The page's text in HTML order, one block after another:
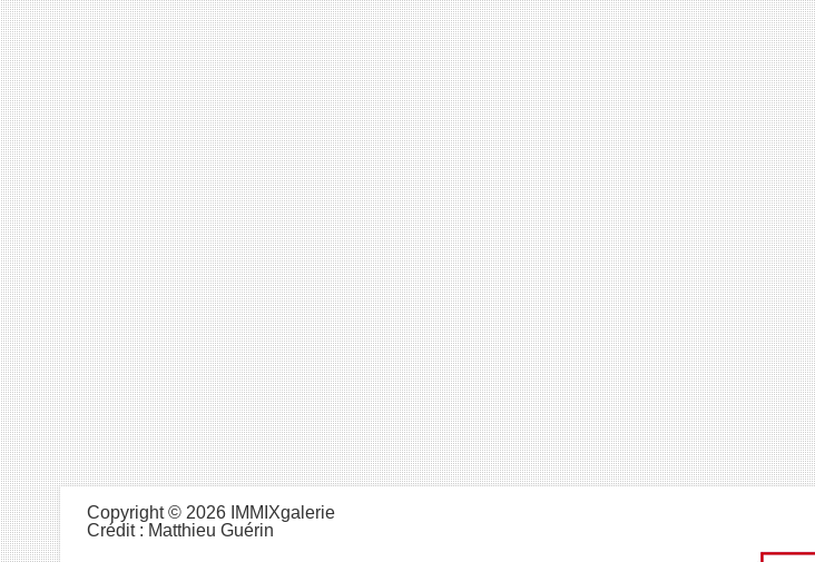
Copyright © 2026 IMMIXgalerie
Crédit : Matthieu Guérin